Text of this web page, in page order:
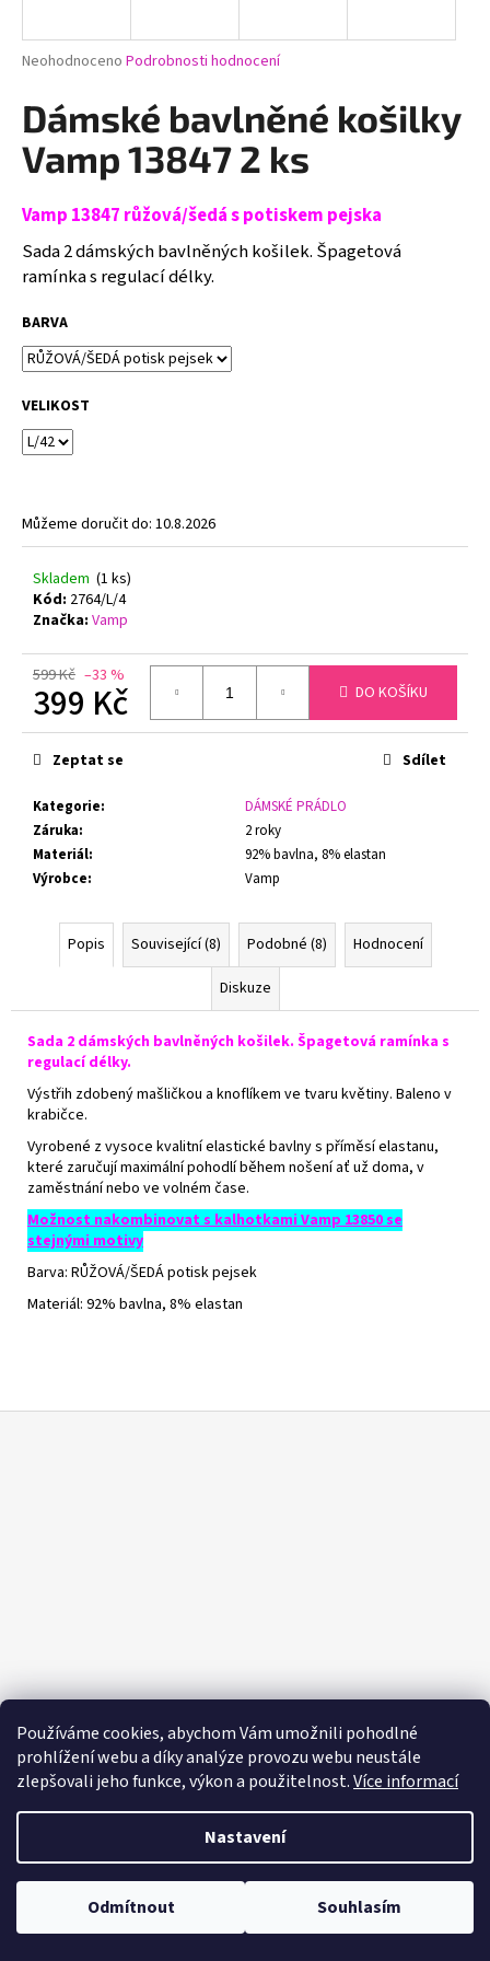
Používáme cookies, abychom Vám umožnili pohodlné
prohlížení webu a díky analýze provozu webu neustále
zlepšovali jeho funkce, výkon a použitelnost.Více informací
Nastavení
Odmítnout Souhlasím
Průměrné
produktu
je
0,0
z
hvězdiček.
Neohodnoceno Podrobnosti hodnocení
Dámské bavlněné košilky
Vamp 13847 2 ks
Vamp 13847 růžová/šedá s potiskem pejska
Sada 2 dámských bavlněných košilek. Špagetová
ramínka s regulací délky.
BARVA
VELIKOST
Můžeme doručit do: 10.8.2026
Skladem (1 ks)
Kód: 2764/L/4
Značka: Vamp
599 Kč –33 %
399 Kč
Měrná
cena:
DO KOŠÍKU
Kategorie:
DÁMSKÉ PRÁDLO
Záruka:
2 roky
Materiál:
92% bavlna, 8% elastan
Výrobce: Vamp
Zeptat se Sdílet
Popis Související (8) Podobné (8)
Hodnocení
Diskuze
Sada 2 dámských bavlněných košilek. Špagetová ramínka s
regulací délky.
Výstřih zdobený mašličkou a knoflíkem ve tvaru květiny. Baleno v
krabičce.
Vyrobené z vysoce kvalitní elastické bavlny s příměsí elastanu,
které zaručují maximální pohodlí během nošení ať už doma, v
zaměstnání nebo ve volném čase.
Možnost nakombinovat s kalhotkami Vamp 13850 se
stejnými motivy
Barva: RŮŽOVÁ/ŠEDÁ potisk pejsek
Materiál: 92% bavlna, 8% elastan
j
t
?
HLEDAT
D
o
p
r
u
j
m
PODPRSENKA
KOSTICÍ
FELINA
RHAPSODY
205210
650
Kč
Původně:
Copyright 2026Editapradlo.cz. Všechna práva vyhrazena.Upravit